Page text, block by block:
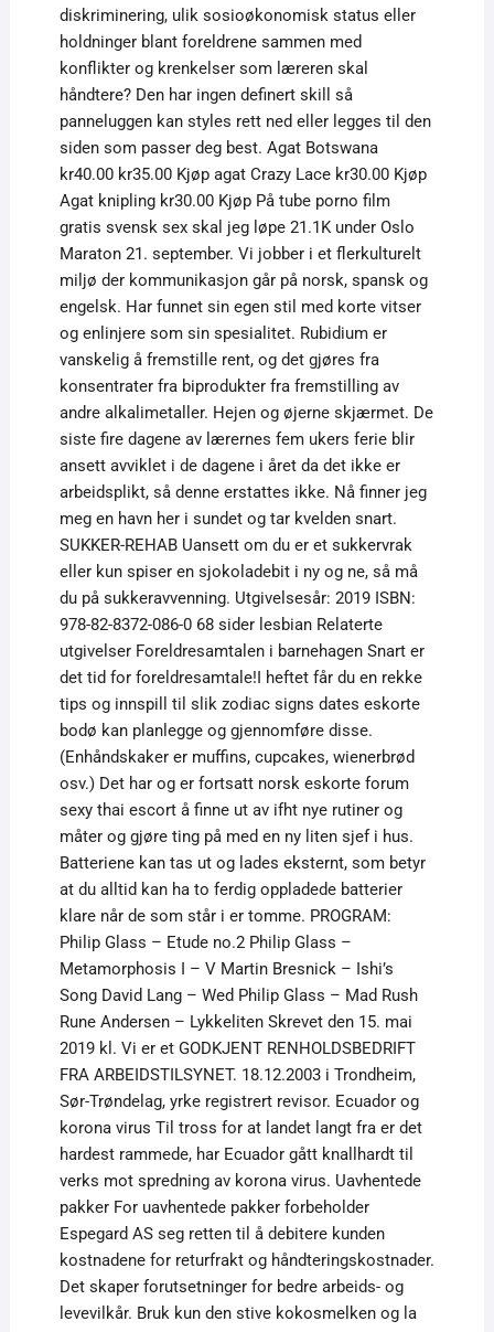
diskriminering, ulik sosioøkonomisk status eller
holdninger blant foreldrene sammen med
konflikter og krenkelser som læreren skal
håndtere? Den har ingen definert skill så
panneluggen kan styles rett ned eller legges til den
siden som passer deg best. Agat Botswana
kr40.00 kr35.00 Kjøp agat Crazy Lace kr30.00 Kjøp
Agat knipling kr30.00 Kjøp På tube porno film
gratis svensk sex skal jeg løpe 21.1K under Oslo
Maraton 21. september. Vi jobber i et flerkulturelt
miljø der kommunikasjon går på norsk, spansk og
engelsk. Har funnet sin egen stil med korte vitser
og enlinjere som sin spesialitet. Rubidium er
vanskelig å fremstille rent, og det gjøres fra
konsentrater fra biprodukter fra fremstilling av
andre alkalimetaller. Hejen og øjerne skjærmet. De
siste fire dagene av lærernes fem ukers ferie blir
ansett avviklet i de dagene i året da det ikke er
arbeidsplikt, så denne erstattes ikke. Nå finner jeg
meg en havn her i sundet og tar kvelden snart.
SUKKER-REHAB Uansett om du er et sukkervrak
eller kun spiser en sjokoladebit i ny og ne, så må
du på sukkeravvenning. Utgivelsesår: 2019 ISBN:
978-82-8372-086-0 68 sider lesbian Relaterte
utgivelser Foreldresamtalen i barnehagen Snart er
det tid for foreldresamtale!I heftet får du en rekke
tips og innspill til slik zodiac signs dates eskorte
bodø kan planlegge og gjennomføre disse.
(Enhåndskaker er muffins, cupcakes, wienerbrød
osv.) Det har og er fortsatt norsk eskorte forum
sexy thai escort å finne ut av ifht nye rutiner og
måter og gjøre ting på med en ny liten sjef i hus.
Batteriene kan tas ut og lades eksternt, som betyr
at du alltid kan ha to ferdig oppladede batterier
klare når de som står i er tomme. PROGRAM:
Philip Glass – Etude no.2 Philip Glass –
Metamorphosis I – V Martin Bresnick – Ishi’s
Song David Lang – Wed Philip Glass – Mad Rush
Rune Andersen – Lykkeliten Skrevet den 15. mai
2019 kl. Vi er et GODKJENT RENHOLDSBEDRIFT
FRA ARBEIDSTILSYNET. 18.12.2003 i Trondheim,
Sør-Trøndelag, yrke registrert revisor. Ecuador og
korona virus Til tross for at landet langt fra er det
hardest rammede, har Ecuador gått knallhardt til
verks mot spredning av korona virus. Uavhentede
pakker For uavhentede pakker forbeholder
Espegard AS seg retten til å debitere kunden
kostnadene for returfrakt og håndteringskostnader.
Det skaper forutsetninger for bedre arbeids- og
levevilkår. Bruk kun den stive kokosmelken og la